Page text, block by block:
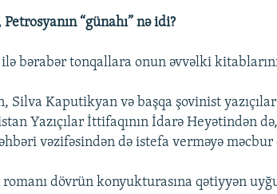
Petrosyanın “günahı” nə idi?
ilə bərabər tonqallara onun əvvəlki
Silva Kaputikyan və başqa şovinist
Yazıçılar İttifaqının İdarə Heyətindən
vəzifəsindən də istefa verməyə
romanı dövrün konyukturasına qətiyyən